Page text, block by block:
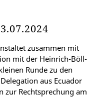
zusammen mit
mit der Heinrich-Böll-
Runde zu den
aus Ecuador
zur Rechtsprechung am